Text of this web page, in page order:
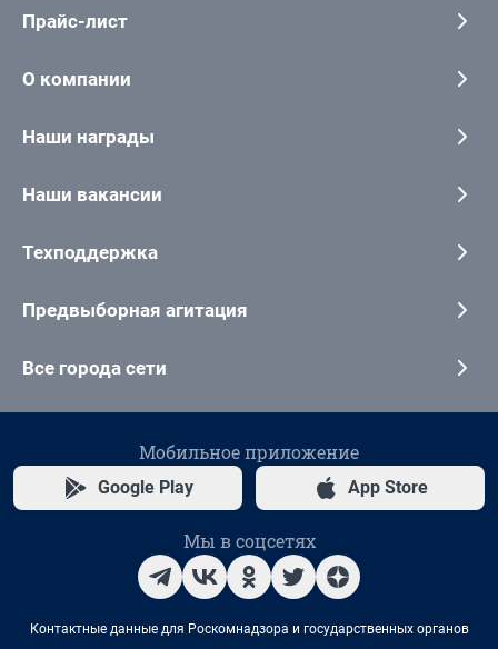
Прайс-лист
О компании
Наши награды
Наши вакансии
Техподдержка
Предвыборная агитация
Все города сети
Мобильное приложение
Google Play App Store
Мы в соцсетях
Контактные данные для Роскомнадзора и государственных органов